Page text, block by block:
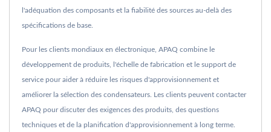
l'adéquation des composants et la fiabilité des sources au-delà des
spécifications de base.
Pour les clients mondiaux en électronique, APAQ combine le
développement de produits, l'échelle de fabrication et le support de
service pour aider à réduire les risques d'approvisionnement et
améliorer la sélection des condensateurs. Les clients peuvent contacter
APAQ pour discuter des exigences des produits, des questions
techniques et de la planification d'approvisionnement à long terme.